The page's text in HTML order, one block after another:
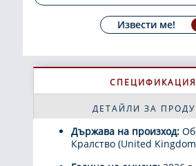
Извести ме!
СПЕЦИФИКАЦИЯ
ДЕТАЙЛИ ЗА
Държава на произход:
Кралство (United